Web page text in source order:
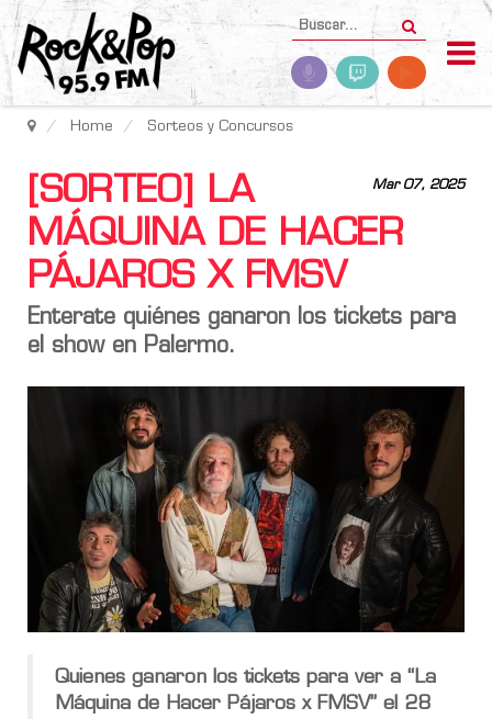
Home Sorteos y Concursos
Mar 07, 2025
[SORTEO] LA
MÁQUINA DE HACER
PÁJAROS X FMSV
Enterate quiénes ganaron los tickets para
el show en Palermo.
Quienes ganaron los tickets para ver a “La
Máquina de Hacer Pájaros x FMSV” el 28